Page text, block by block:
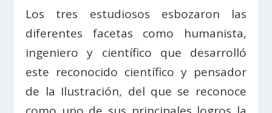
Los tres estudiosos esbozaron las
diferentes facetas como humanista,
ingeniero y científico que desarrolló
este reconocido científico y pensador
de la Ilustración, del que se reconoce